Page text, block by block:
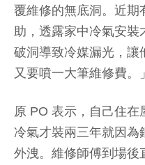
覆維修的無底洞。近期
助，透露家中冷氣安裝
破洞導致冷媒漏光，讓
又要噴一大筆維修費。」
原 PO 表示，自己住在
冷氣才裝兩三年就因為
外洩。維修師傅到場後